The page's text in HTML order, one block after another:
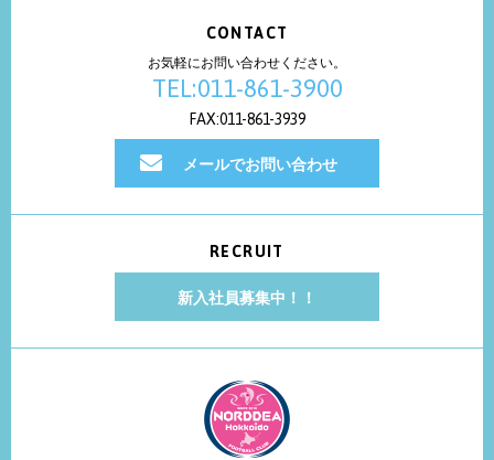
CONTACT
お気軽にお問い合わせください。
TEL:011-861-3900
FAX:011-861-3939
メールでお問い合わせ
RECRUIT
新入社員募集中！！